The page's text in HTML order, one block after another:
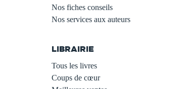
Nos fiches conseils
Nos services aux auteurs
LIBRAIRIE
Tous les livres
Coups de cœur